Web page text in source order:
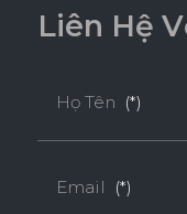
55
nhau.
Liên Hệ V
Họ Tên (*)
Email (*)